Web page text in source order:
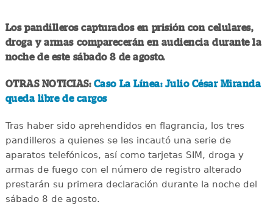
Los pandilleros capturados en prisión con celulares,
droga y armas comparecerán en audiencia durante la
noche de este sábado 8 de agosto.
OTRAS NOTICIAS: Caso La Línea: Julio César Miranda
queda libre de cargos
Tras haber sido aprehendidos en flagrancia, los tres
pandilleros a quienes se les incautó una serie de
aparatos telefónicos, así como tarjetas SIM, droga y
armas de fuego con el número de registro alterado
prestarán su primera declaración durante la noche del
sábado 8 de agosto.